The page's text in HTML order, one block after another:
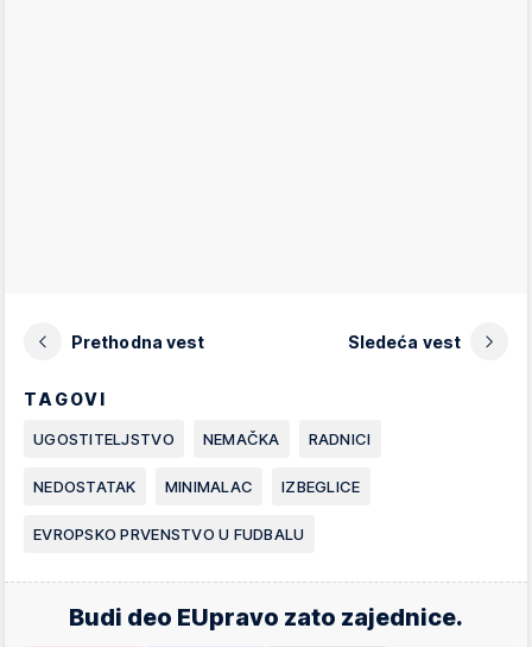
Prethodna vest Sledeća vest
TAGOVI
UGOSTITELJSTVO NEMAČKA RADNICI
NEDOSTATAK MINIMALAC IZBEGLICE
EVROPSKO PRVENSTVO U FUDBALU
Budi deo EUpravo zato zajednice.